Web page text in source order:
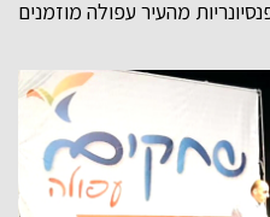
מהעיר עפולה מוזמנים